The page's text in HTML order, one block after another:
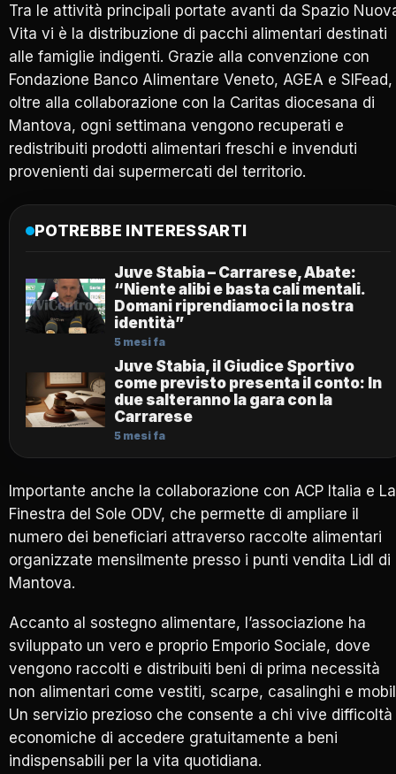
Tra le attività principali portate avanti da Spazio
Vita vi è la distribuzione di pacchi alimentari destinati
alle famiglie indigenti. Grazie alla convenzione con
Fondazione Banco Alimentare Veneto, AGEA e SIFead,
oltre alla collaborazione con la Caritas diocesana di
Mantova, ogni settimana vengono recuperati e
redistribuiti prodotti alimentari freschi e invenduti
provenienti dai supermercati del territorio.
POTREBBE INTERESSARTI
Juve Stabia – Carrarese, Abate:
“Niente alibi e basta cali mentali.
Domani riprendiamoci la nostra
identità”
5 mesi fa
Juve Stabia, il Giudice Sportivo
come previsto presenta il conto: In
due salteranno la gara con la
Carrarese
5 mesi fa
Importante anche la collaborazione con ACP Italia e La
Finestra del Sole ODV, che permette di ampliare il
numero dei beneficiari attraverso raccolte alimentari
organizzate mensilmente presso i punti vendita Lidl di
Mantova.
Accanto al sostegno alimentare, l’associazione ha
sviluppato un vero e proprio Emporio Sociale, dove
vengono raccolti e distribuiti beni di prima necessità
non alimentari come vestiti, scarpe, casalinghi e
Un servizio prezioso che consente a chi vive difficoltà
economiche di accedere gratuitamente a beni
indispensabili per la vita quotidiana.